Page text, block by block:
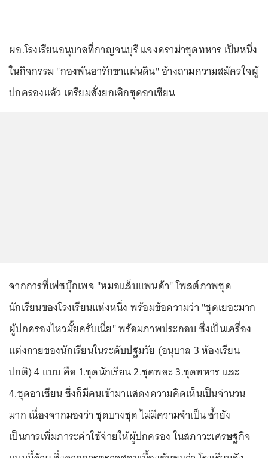
ผอ.โรงเรียนอนุบาลที่กาญจนบุรี แจงดราม่าชุดทหาร เป็นหนึ่ง
ในกิจกรรม "กองพันอารักขาแผ่นดิน" อ้างถามความสมัครใจผู้
ปกครองแล้ว เตรียมสั่งยกเลิกชุดอาเซียน
จากการที่เฟซบุ๊กเพจ "หมอแล็บแพนด้า" โพสต์ภาพชุด
นักเรียนของโรงเรียนแห่งหนึ่ง พร้อมข้อความว่า "ชุดเยอะมาก
ผู้ปกครองไหวมั้ยครับเนี่ย" พร้อมภาพประกอบ ซึ่งเป็นเครื่อง
แต่งกายของนักเรียนในระดับปฐมวัย (อนุบาล 3 ห้องเรียน
ปกติ) 4 แบบ คือ 1.ชุดนักเรียน 2.ชุดพละ 3.ชุดทหาร และ
4.ชุดอาเซียน ซึ่งก็มีคนเข้ามาแสดงความคิดเห็นเป็นจำนวน
มาก เนื่องจากมองว่า ชุดบางชุด ไม่มีความจำเป็น ซ้ำยัง
เป็นการเพิ่มภาระค่าใช้จ่ายให้ผู้ปกครอง ในสภาวะเศรษฐกิจ